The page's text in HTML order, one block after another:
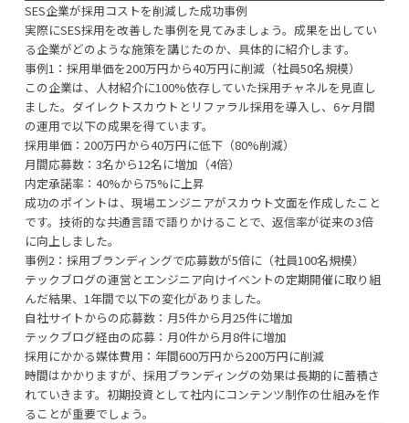
SES企業が採用コストを削減した成功事例
実際にSES採用を改善した事例を見てみましょう。成果を出してい
る企業がどのような施策を講じたのか、具体的に紹介します。
事例1：採用単価を200万円から40万円に削減（社員50名規模）
この企業は、人材紹介に100%依存していた採用チャネルを見直し
ました。ダイレクトスカウトとリファラル採用を導入し、6ヶ月間
の運用で以下の成果を得ています。
採用単価：200万円から40万円に低下（80%削減）
月間応募数：3名から12名に増加（4倍）
内定承諾率：40%から75%に上昇
成功のポイントは、現場エンジニアがスカウト文面を作成したこと
です。技術的な共通言語で語りかけることで、返信率が従来の3倍
に向上しました。
事例2：採用ブランディングで応募数が5倍に（社員100名規模）
テックブログの運営とエンジニア向けイベントの定期開催に取り組
んだ結果、1年間で以下の変化がありました。
自社サイトからの応募数：月5件から月25件に増加
テックブログ経由の応募：月0件から月8件に増加
採用にかかる媒体費用：年間600万円から200万円に削減
時間はかかりますが、採用ブランディングの効果は長期的に蓄積さ
れていきます。初期投資として社内にコンテンツ制作の仕組みを作
ることが重要でしょう。